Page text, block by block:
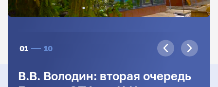
01 10
В.В. Володин: вторая очередь